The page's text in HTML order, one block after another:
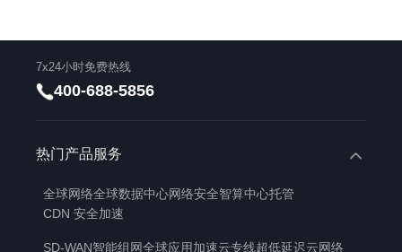
7x24小时免费热线
400-688-5856
热门产品服务
全球网络全球数据中心网络安全智算中心托管
CDN 安全加速
SD-WAN智能组网全球应用加速云专线超低延迟云网络